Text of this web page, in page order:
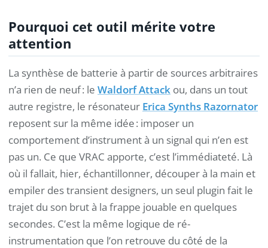
Pourquoi cet outil mérite votre
attention
La synthèse de batterie à partir de sources arbitraires
n’a rien de neuf : le Waldorf Attack ou, dans un tout
autre registre, le résonateur Erica Synths Razornator
reposent sur la même idée : imposer un
comportement d’instrument à un signal qui n’en est
pas un. Ce que VRAC apporte, c’est l’immédiateté. Là
où il fallait, hier, échantillonner, découper à la main et
empiler des transient designers, un seul plugin fait le
trajet du son brut à la frappe jouable en quelques
secondes. C’est la même logique de ré-
instrumentation que l’on retrouve du côté de la